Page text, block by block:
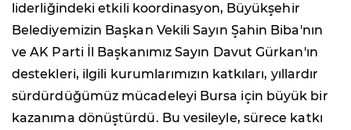
liderliğindeki etkili koordinasyon, Büyükşehir
Belediyemizin Başkan Vekili Sayın Şahin Biba'nın
ve AK Parti İl Başkanımız Sayın Davut Gürkan'ın
destekleri, ilgili kurumlarımızın katkıları, yıllardır
sürdürdüğümüz mücadeleyi Bursa için büyük bir
kazanıma dönüştürdü. Bu vesileyle, sürece katkı